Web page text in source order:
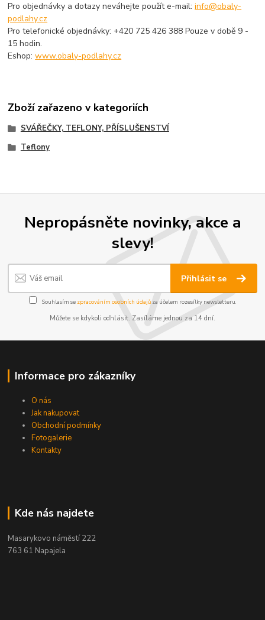
Pro objednávky a dotazy neváhejte použít e-mail:info@obaly-
podlahy.cz
Pro telefonické objednávky: +420 725 426 388 Pouze v době 9 -
15 hodin.
Eshop:www.obaly-podlahy.cz
Zboží zařazeno v kategoriích
SVÁŘEČKY, TEFLONY, PŘÍSLUŠENSTVÍ
Teflony
Nepropásněte novinky, akce a
slevy!
Přihlásit se
Souhlasím se zpracováním osobních údajůza účelem rozesílky newsletteru.
Můžete se kdykoli odhlásit. Zasíláme jednou za 14 dní.
Informace pro zákazníky
O nás
Jak nakupovat
Obchodní podmínky
Fotogalerie
Kontakty
Kde nás najdete
Masarykovo náměstí 222
763 61 Napajela